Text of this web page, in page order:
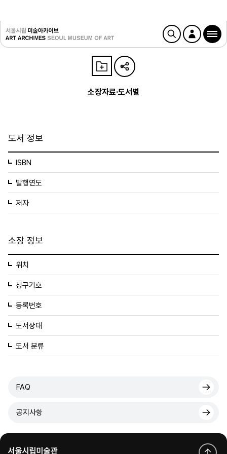
소장자료·도서별
도서 정보
ISBN
발행연도
저자
소장 정보
위치
청구기호
등록번호
도서상태
도서 분류
FAQ
공지사항